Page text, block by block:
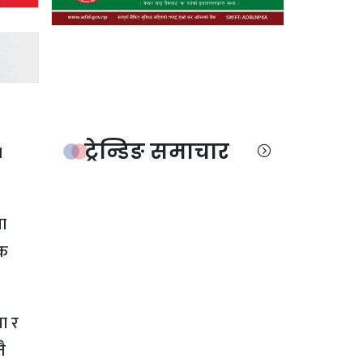
र
ट्रेन्डिङ समाचार